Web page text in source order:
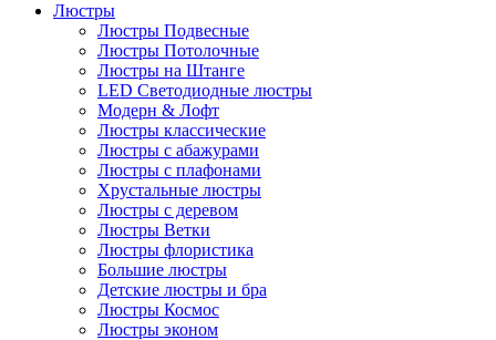
Люстры
Люстры Подвесные
Люстры Потолочные
Люстры на Штанге
LED Светодиодные люстры
Модерн & Лофт
Люстры классические
Люстры с абажурами
Люстры с плафонами
Хрустальные люстры
Люстры с деревом
Люстры Ветки
Люстры флористика
Большие люстры
Детские люстры и бра
Люстры Космос
Люстры эконом